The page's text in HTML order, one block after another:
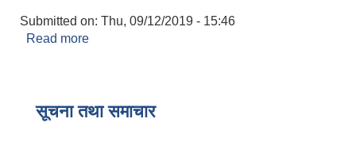
Submitted on: Thu, 09/12/2019 - 15:46
Read more
सूचना तथा समाचार